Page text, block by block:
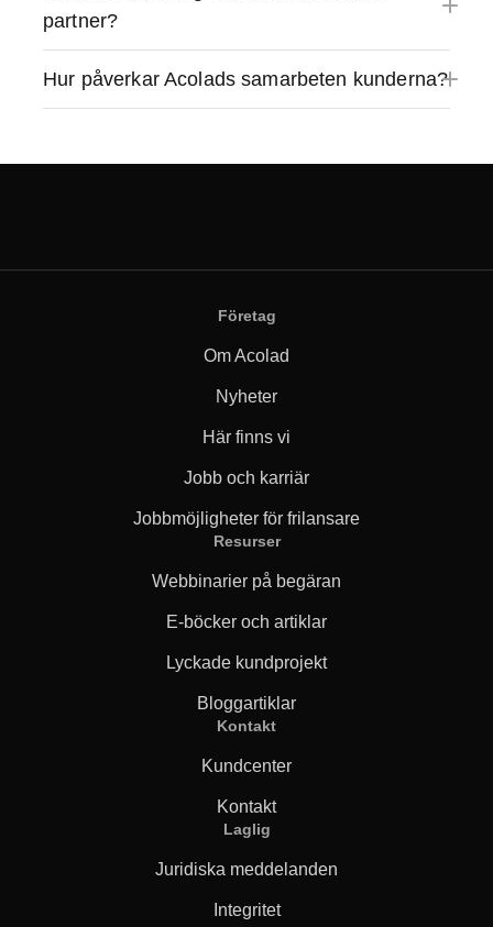
partner?
Hur påverkar Acolads samarbeten kunderna?
Företag
Om Acolad
Nyheter
Här finns vi
Jobb och karriär
Jobbmöjligheter för frilansare
Resurser
Webbinarier på begäran
E-böcker och artiklar
Lyckade kundprojekt
Bloggartiklar
Kontakt
Kundcenter
Kontakt
Laglig
Juridiska meddelanden
Integritet